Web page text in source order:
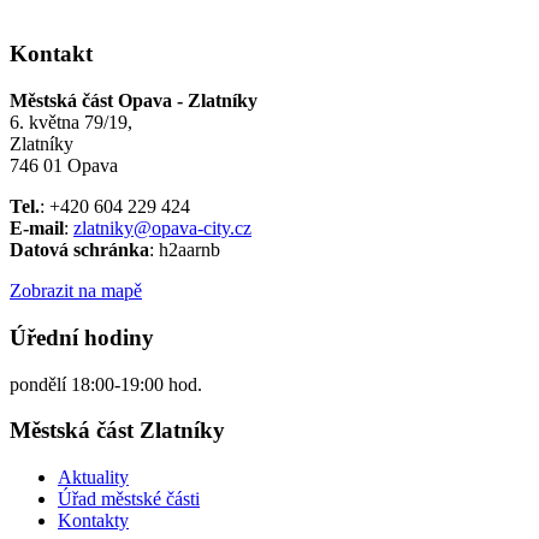
Kontakt
Městská část Opava - Zlatníky
6. května 79/19,
Zlatníky
746 01 Opava
Tel.: +420 604 229 424
E-mail: zlatniky@opava-city.cz
Datová schránka: h2aarnb
Zobrazit na mapě
Úřední hodiny
pondělí 18:00-19:00 hod.
Městská část Zlatníky
Aktuality
Úřad městské části
Kontakty